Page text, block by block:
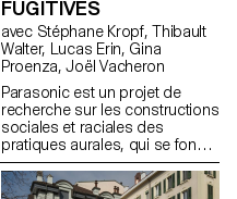
FUGITIVES
avec Stéphane Kropf, Thibault
Walter, Lucas Erin, Gina
Proenza, Joël Vacheron
Parasonic est un projet de
recherche sur les constructions
sociales et raciales des
pratiques aurales, qui se fonde
sur la critique d’un régime de
pensée et d’écoute du son sur-